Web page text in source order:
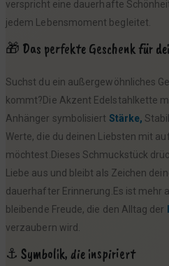
verspricht eine dauerhafte
jedem Lebensmoment begleitet.
🎁 Das perfekte Geschenk für
Suchst du ein außergewöhnliches
kommt?Die Akzent Edelstahlkette
Anhänger symbolisiert Stärke,
Werte, die du deinen Liebsten mit
möchtest.Dieses Schmuckstück
Liebe aus und bleibt als Zeichen
dauerhafter Erinnerung.Es ist mehr
bleibende Freude, die den Alltag der
verzaubern wird.
⚓ Symbolik, die inspiriert